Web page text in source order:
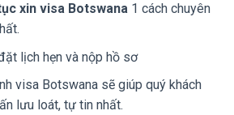
xin visa Botswana1 cách chuyên
lịch hẹn và nộp hồ sơ
visa Botswana sẽ giúp quý khách
lưu loát, tự tin nhất.